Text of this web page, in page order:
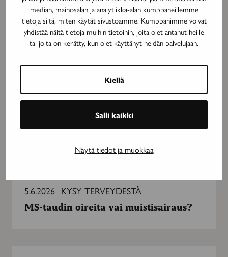
median, mainosalan ja analytiikka-alan kumppaneillemme
tietoja siitä, miten käytät sivustoamme. Kumppanimme voivat
yhdistää näitä tietoja muihin tietoihin, joita olet antanut heille
tai joita on kerätty, kun olet käyttänyt heidän palvelujaan.
Kiellä
Salli kaikki
Näytä tiedot ja muokkaa
Lue myös nämä
muistisairaus?
5.6.2026 KYSY TERVEYDESTÄ
MS-taudin oireita vai muistisairaus?